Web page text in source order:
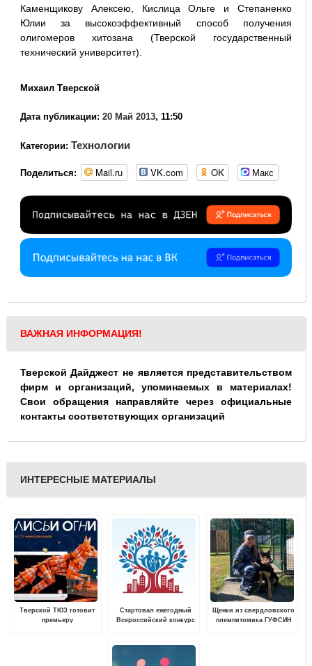
Каменщикову Алексею, Кислица Ольге и Степаненко
Юлии за высокоэффективный способ получения
олигомеров хитозана (Тверской государственный
технический университет).
Михаил Тверской
Дата публикации: 20 Май 2013, 11:50
Категории: Технологии
Поделиться: Mail.ru VK.com OK Макс
ВАЖНАЯ ИНФОРМАЦИЯ!
Тверской Дайджест не является представительством
фирм и организаций, упоминаемых в материалах!
Свои обращения направляйте через официальные
контакты соответствующих организаций
ИНТЕРЕСНЫЕ МАТЕРИАЛЫ
Тверской ТЮЗ готовит
премьеру
Стартовал ежегодный
Всероссийский конкурс
Щенки из свердловского
племпитомика ГУФСИН